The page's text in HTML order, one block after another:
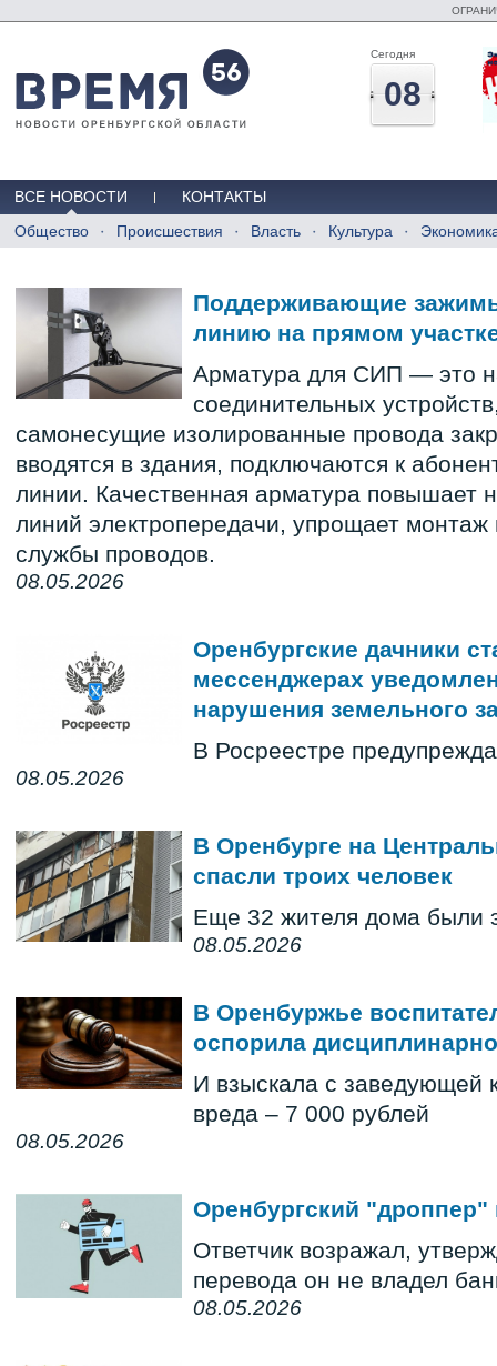
Сегодня
08
ВСЕ НОВОСТИ
КОНТАКТЫ
Общество
Происшествия Власть Культура
Поддерживающие
линию на прямом
Арматура для СИП — это
соединительных
самонесущие изолированные провода
вводятся в здания, подключаются к
линии. Качественная арматура повышает
линий электропередачи, упрощает монтаж
службы проводов.
08.05.2026
Оренбургские дачники
мессенджерах
нарушения земельного
В Росреестре
08.05.2026
В Оренбурге на
спасли троих человек
Еще 32 жителя дома были
08.05.2026
В Оренбуржье
оспорила
И взыскала с заведующей
вреда – 7 000 рублей
08.05.2026
Оренбургский "дроппер"
Ответчик возражал,
перевода он не владел
08.05.2026